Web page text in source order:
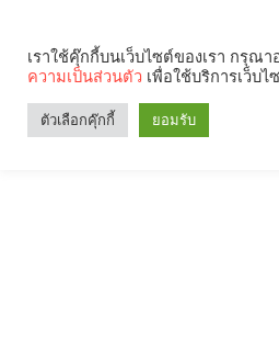
เราใช้คุ๊กกี้บนเว็บไซต์ของเรา กรุณ
ความเป็นส่วนตัว เพื่อใช้บริการเว็บไ
ตัวเลือกคุ๊กกี้ ยอมรับ